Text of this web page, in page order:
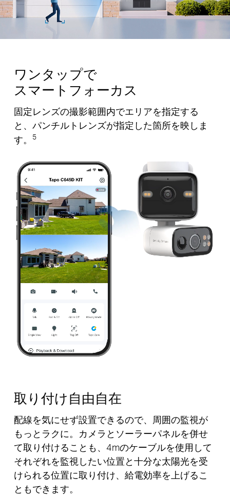
Pause
Pause
ワンタップで
スマートフォーカス
固定レンズの撮影範囲内でエリアを指定する
と、パンチルトレンズが指定した箇所を映しま
す。
5
取り付け自由自在
配線を気にせず設置できるので、周囲の監視が
もっとラクに。カメラとソーラーパネルを併せ
て取り付けることも、4mのケーブルを使用して
それぞれを監視したい位置と十分な太陽光を受
けられる位置に取り付け、給電効率を上げるこ
ともできます。